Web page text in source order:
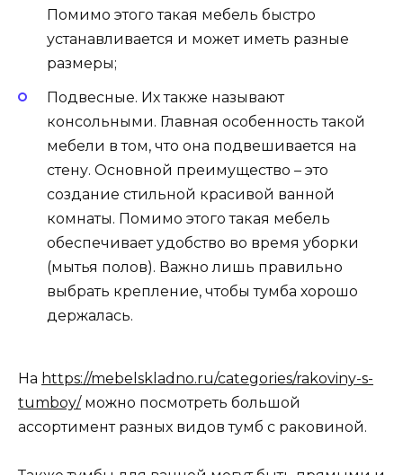
Помимо этого такая мебель быстро
устанавливается и может иметь разные
размеры;
Подвесные. Их также называют
консольными. Главная особенность такой
мебели в том, что она подвешивается на
стену. Основной преимущество – это
создание стильной красивой ванной
комнаты. Помимо этого такая мебель
обеспечивает удобство во время уборки
(мытья полов). Важно лишь правильно
выбрать крепление, чтобы тумба хорошо
держалась.
На https://mebelskladno.ru/categories/rakoviny-s-
tumboy/можно посмотреть большой
ассортимент разных видов тумб с раковиной.